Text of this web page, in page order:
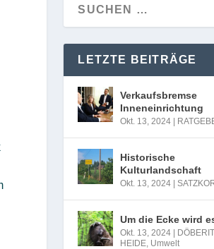
LETZTE BEITRÄGE
Verkaufsbremse
Inneneinrichtung
Okt. 13, 2024
Historische
Kulturlandschaft
Okt. 13, 2024 |
Um die Ecke wird
Okt. 13, 2024
HEIDE, Umwelt